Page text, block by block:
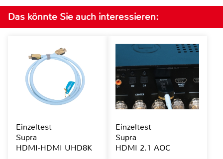
Das könnte Sie auch interessieren:
Einzeltest
Supra
HDMI-HDMI UHD8K
Einzeltest
Supra
HDMI 2.1 AOC